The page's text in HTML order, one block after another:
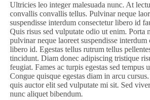
Ultricies leo integer malesuada nunc. At
convallis convallis tellus. Pulvinar neque
suspendisse interdum consectetur libero id
Quis risus sed vulputate odio ut enim. Porta
pulvinar neque laoreet suspendisse interdum
libero id. Egestas tellus rutrum tellus
tincidunt. Diam donec adipiscing tristique
feugiat. Fames ac turpis egestas sed tempus
Congue quisque egestas diam in arcu
quis auctor elit sed vulputate mi sit. Sed
nunc aliquet bibendum.